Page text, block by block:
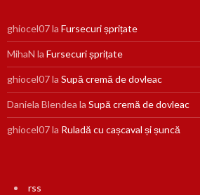
ghiocel07la Fursecuri șprițate
MihaN la Fursecuri șprițate
ghiocel07la Supă cremă de dovleac
Daniela Blendea la Supă cremă de dovleac
ghiocel07la Ruladă cu cașcaval și șuncă
rss